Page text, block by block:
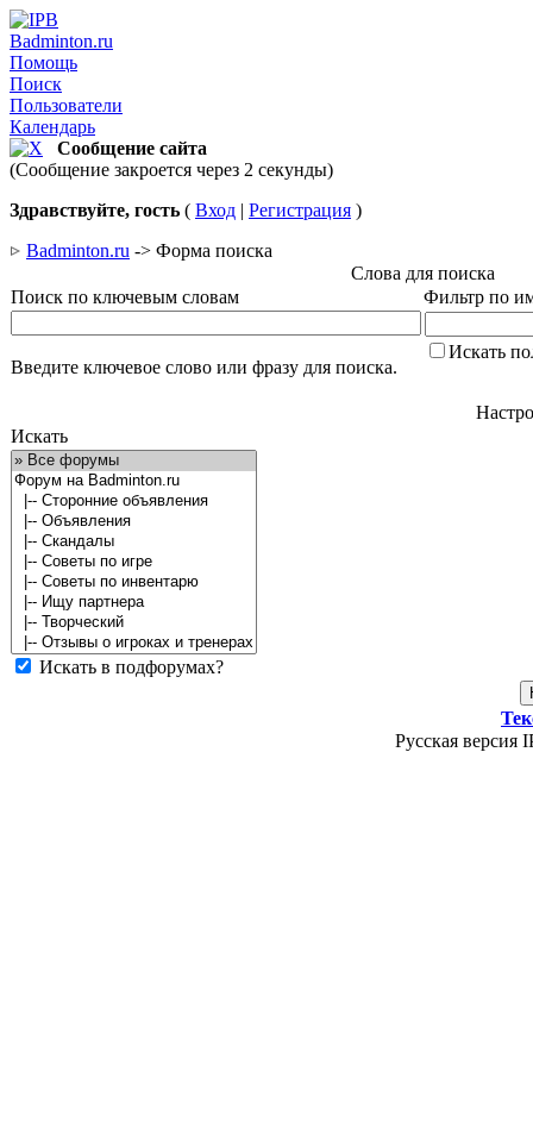
Badminton.ru
Помощь
Поиск
Пользователи
Календарь
Сообщение сайта
(Сообщение закроется через 2 секунды)
Здравствуйте, гость ( Вход | Регистрация )
Badminton.ru -> Форма поиска
Слова для поиска
Поиск по ключевым словам
Фильтр по
Введите ключевое слово или фразу для поиска.
Искать
Искать
Искать в подфорумах?
Русская версия